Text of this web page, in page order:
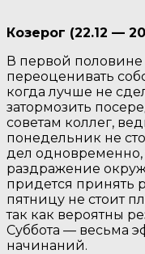
Козерог (22.12 —
В первой половине
переоценивать
когда лучше не
затормозить
советам коллег,
понедельник не
дел одновременно,
раздражение
придется принять
пятницу не стоит
так как вероятны
Суббота — весьма
начинаний.